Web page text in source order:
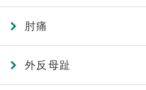
肘痛
外反母趾